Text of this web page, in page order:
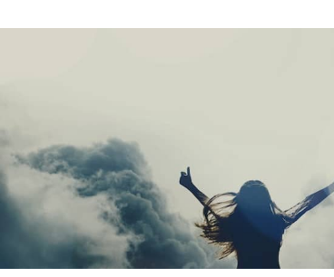
Abraza el hábito de Leer Su Palabra: Creando hábitos
En el Programa de hoy hablamos sobre: Cómo hacer